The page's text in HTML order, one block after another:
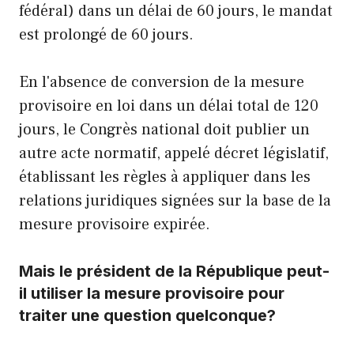
fédéral) dans un délai de 60 jours, le mandat
est prolongé de 60 jours.
En l'absence de conversion de la mesure
provisoire en loi dans un délai total de 120
jours, le Congrès national doit publier un
autre acte normatif, appelé décret législatif,
établissant les règles à appliquer dans les
relations juridiques signées sur la base de la
mesure provisoire expirée.
Mais le président de la République peut-
il utiliser la mesure provisoire pour
traiter une question quelconque?